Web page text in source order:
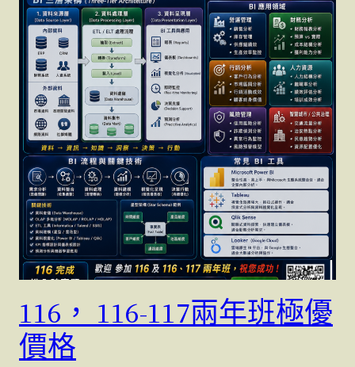
116， 116-117兩年班極優
價格